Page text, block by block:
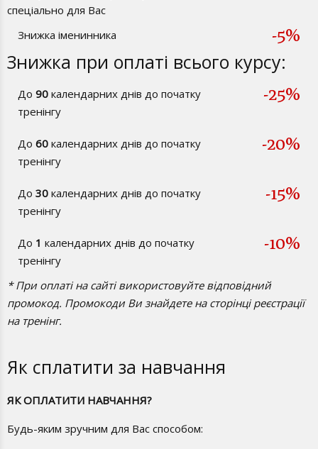
спеціально для Вас
Знижка іменинника
-5%
Знижка при оплаті всього курсу:
До 90 календарних днів до початку
тренінгу
-25%
До 60 календарних днів до початку
тренінгу
-20%
До 30 календарних днів до початку
тренінгу
-15%
До 1 календарних днів до початку
тренінгу
-10%
* При оплаті на сайті використовуйте відповідний
промокод. Промокоди Ви знайдете на сторінці реєстрації
на тренінг.
Як сплатити за навчання
ЯК ОПЛАТИТИ НАВЧАННЯ?
Будь-яким зручним для Вас способом: